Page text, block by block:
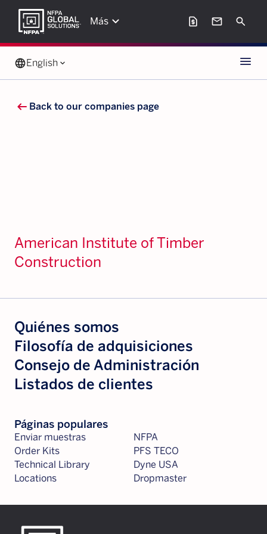
Más keyboard_arrow_down request_page mail Search
languageEnglish keyboard_arrow_down Menu
arrow_left_alt Back to our companies page
American Institute of Timber
Construction
Quiénes somos
Filosofía de adquisiciones
Consejo de Administración
Listados de clientes
Páginas populares
Enviar muestras
Order Kits
Technical Library
Locations
NFPA
PFS TECO
Dyne USA
Dropmaster